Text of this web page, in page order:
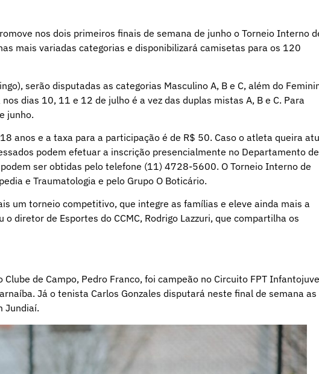
nos dois primeiros finais de semana de junho o Torneio Interno
mais variadas categorias e disponibilizará camisetas para os 120
serão disputadas as categorias Masculino A, B e C, além do
dias 10, 11 e 12 de julho é a vez das duplas mistas A, B e C. Para
junho.
anos e a taxa para a participação é de R$ 50. Caso o atleta queira
podem efetuar a inscrição presencialmente no Departamento de
ser obtidas pelo telefone (11) 4728-5600. O Torneio Interno de
e Traumatologia e pelo Grupo O Boticário.
um torneio competitivo, que integre as famílias e eleve ainda mais a
diretor de Esportes do CCMC, Rodrigo Lazzuri, que compartilha os
de Campo, Pedro Franco, foi campeão no Circuito FPT
Já o tenista Carlos Gonzales disputará neste final de semana as
Jundiaí.